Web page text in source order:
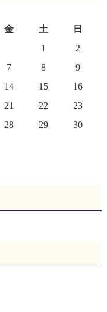
金 土 日
1
2
7 8
9
14 15
16
21 22
23
28 29
30